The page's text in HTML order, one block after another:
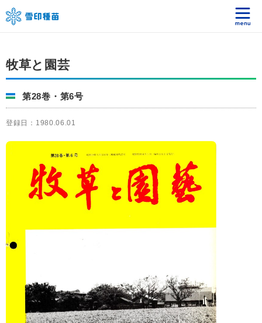
牧草と園芸
第28巻・第6号
登録日：1980.06.01